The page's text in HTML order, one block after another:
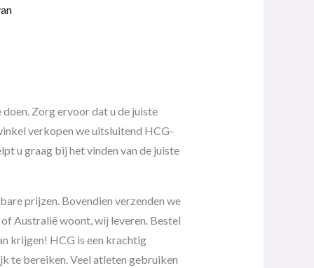
Zorg ervoor dat u de juiste
verkopen we uitsluitend HCG-
u graag bij het vinden van de juiste
prijzen. Bovendien verzenden we
Australië woont, wij leveren. Bestel
krijgen! HCG is een krachtig
te bereiken. Veel atleten gebruiken